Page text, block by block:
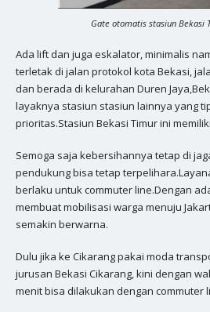
Gate otomatis stasiun Bekasi
Ada lift dan juga eskalator, minimalis
terletak di jalan protokol kota Bekasi,
dan berada di kelurahan Duren
layaknya stasiun stasiun lainnya yang
prioritas.Stasiun Bekasi Timur ini
Semoga saja kebersihannya tetap di
pendukung bisa tetap
berlaku untuk commuter line.Dengan
membuat mobilisasi warga menuju
semakin berwarna.
Dulu jika ke Cikarang pakai moda
jurusan Bekasi Cikarang, kini dengan
menit bisa dilakukan dengan commuter